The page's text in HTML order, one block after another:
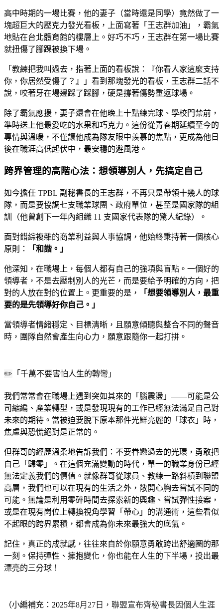
高中時期的一場比賽，他的妻子（當時還是同學）竟然做了一
塊超巨大的壓克力發光看板，上面寫著「王志群加油」，霸氣
地貼在台北體育館的樓層上。好巧不巧，王志群在第一場比賽
就扭傷了腳踝被換下場。
「教練把我叫過去，指著上面的看板說：『你看人家這麼支持
你，你居然受傷了？』」看到那塊發光的看板，王志群二話不
說，咬著牙在場邊踩了踩腳，硬是撐著傷勢重返球場。
除了霸氣應援，妻子還會在他晚上十點練完球、學校門禁前，
準時送上他最愛吃的水果和巧克力。這份從青春期延續至今的
專情與溫暖，不僅讓他成為隊友眼中羨慕的焦點，更成為他日
後在職涯高低起伏中，最安穩的避風港。
跨界管理的高階心法：想領導別人，先搞定自己
如今擔任 TPBL 副秘書長的王志群，不再只是帶領十幾人的球
隊，而是要協調七支職業球團、政府單位，甚至是國家隊的組
訓（他曾創下一年內組織 11 支國家代表隊的驚人紀錄）。
面對錯綜複雜的商業利益與人事協調，他始終秉持著一個核心
原則：
「和諧。」
他深知，在職場上，每個人都有自己的強項與盲點。一個好的
領導者，不是去壓制別人的光芒，而是要給予明確的方向，把
對的人放在對的位置上。更重要的是，
「想要領導別人，最重
要的是先領導好你自己。」
當領導者情緒穩定、目標清晰，且願意傾聽與整合不同的聲音
時，團隊自然會產生向心力，願意跟隨你一起打拼。
✏️ 「千萬不要害怕人生的轉彎」
我們常常會在職場上遇到突如其來的「腦震盪」——可能是公
司縮編、產業轉型，或是發現現有的工作已經無法滿足自己對
未來的期待。當被迫要脫下原本那件光鮮亮麗的「球衣」時，
焦慮與恐慌絕對是正常的。
但群哥的經歷溫柔地告訴我們：不要眷戀過去的光環，勇敢把
自己「歸零」。在這個充滿變動的時代，單一的職業身份已經
無法定義我們的價值。就像群哥從球員、教練一路斜槓到聯盟
高層，我們也可以在現有的生活之外，敞開心胸去嘗試不同的
可能。無論是利用零碎時間去探索新的興趣、嘗試彈性接案，
或是在現有崗位上轉換視角學習「帶心」的溝通術，這些看似
不起眼的跨界累積，都會成為你未來最強大的底氣。
記住，真正的成就感，往往來自於你願意勇敢跨出舒適圈的那
一刻。保持彈性、擁抱變化，你也能在人生的下半場，投出最
漂亮的三分球！
（小編補充：2025年8月27日，聯盟宣布齊秘書長因個人生涯